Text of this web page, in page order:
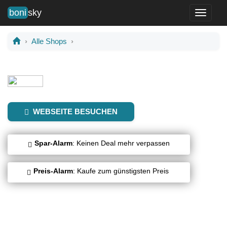
Toggle
boni sky
Alle Shops
WEBSEITE BESUCHEN
Spar-Alarm: Keinen Deal mehr verpassen
Preis-Alarm: Kaufe zum günstigsten Preis